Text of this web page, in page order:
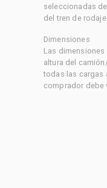
seleccionadas
del tren de
Dimensiones
Las
altura del
todas las cargas
comprador debe